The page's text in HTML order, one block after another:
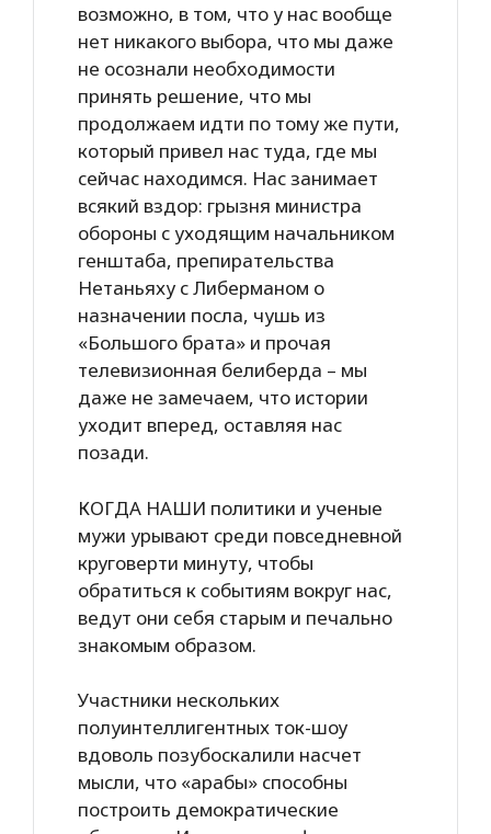
возможно, в том, что у нас вообще
нет никакого выбора, что мы даже
не осознали необходимости
принять решение, что мы
продолжаем идти по тому же пути,
который привел нас туда, где мы
сейчас находимся. Нас занимает
всякий вздор: грызня министра
обороны с уходящим начальником
генштаба, препирательства
Нетаньяху с Либерманом о
назначении посла, чушь из
«Большого брата» и прочая
телевизионная белиберда – мы
даже не замечаем, что истории
уходит вперед, оставляя нас
позади.
КОГДА НАШИ политики и ученые
мужи урывают среди повседневной
круговерти минуту, чтобы
обратиться к событиям вокруг нас,
ведут они себя старым и печально
знакомым образом.
Участники нескольких
полуинтеллигентных ток-шоу
вдоволь позубоскалили насчет
мысли, что «арабы» способны
построить демократические